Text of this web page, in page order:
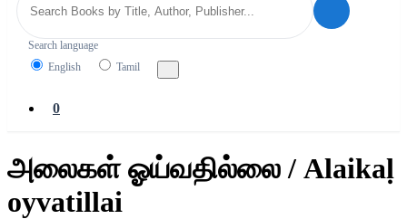
Search language
English
Tamil
0
அலைகள் ஓய்வதில்லை / Alaikaḷ
oyvatillai